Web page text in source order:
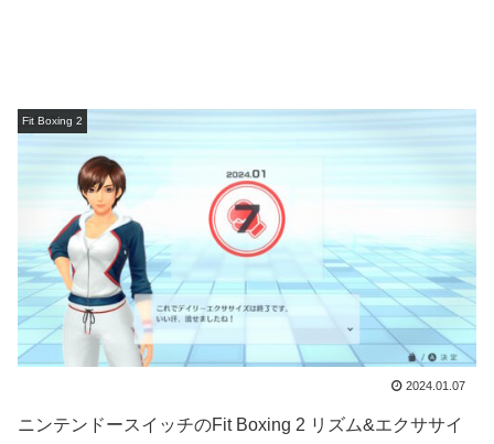
Fit Boxing 2
2024.01.07
ニンテンドースイッチのFit Boxing 2 リズム&エクササイ